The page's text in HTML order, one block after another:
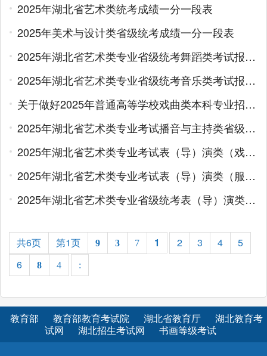
2025年湖北省艺术类统考成绩一分一段表
2025年美术与设计类省级统考成绩一分一段表
2025年湖北省艺术类专业省级统考舞蹈类考试报考须知
2025年湖北省艺术类专业省级统考音乐类考试报考须知
关于做好2025年普通高等学校戏曲类本科专业招生省际联考工作的通知
2025年湖北省艺术类专业考试播音与主持类省级统考报考须知
2025年湖北省艺术类专业考试表（导）演类（戏剧影视导演方向）省级统考报考须知
2025年湖北省艺术类专业考试表（导）演类（服装表演方向）省级统考报考须知
2025年湖北省艺术类专业省级统考表（导）演类（戏剧影视表演方向）考试报考须知
共6页 第1页 9 3 7 1 2 3 4
5
6
8 4 :
教育部 教育部教育考试院 湖北省教育厅
湖北教育考
试网
湖北招生考试网 书画等级考试